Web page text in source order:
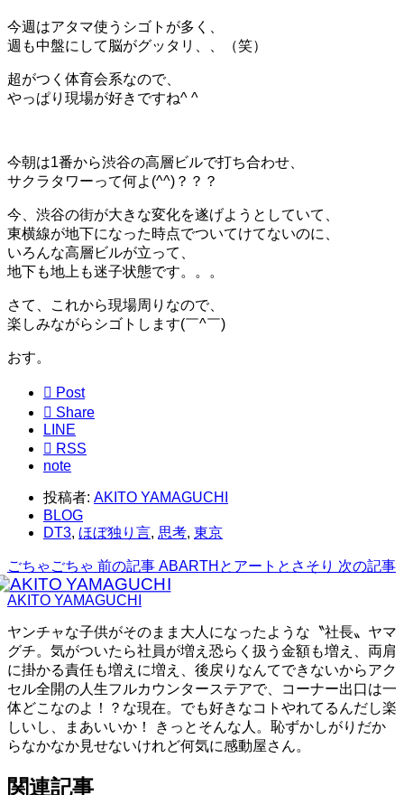
今週はアタマ使うシゴトが多く、
週も中盤にして脳がグッタリ、、（笑）
超がつく体育会系なので、
やっぱり現場が好きですね^ ^
今朝は1番から渋谷の高層ビルで打ち合わせ、
サクラタワーって何よ(^^)？？？
今、渋谷の街が大きな変化を遂げようとしていて、
東横線が地下になった時点でついてけてないのに、
いろんな高層ビルが立って、
地下も地上も迷子状態です。。。
さて、これから現場周りなので、
楽しみながらシゴトします(￣^￣)ゞ
おす。
 Post
 Share
LINE
 RSS
note
投稿者: AKITO YAMAGUCHI
BLOG
DT3, ほぼ独り言, 思考, 東京
ごちゃごちゃ 前の記事 ABARTHとアートとさそり 次の記事
AKITO YAMAGUCHI
ヤンチャな子供がそのまま大人になったような〝社長〟ヤマ
グチ。気がついたら社員が増え恐らく扱う金額も増え、両肩
に掛かる責任も増えに増え、後戻りなんてできないからアク
セル全開の人生フルカウンターステアで、コーナー出口は一
体どこなのよ！？な現在。でも好きなコトやれてるんだし楽
しいし、まあいいか！ きっとそんな人。恥ずかしがりだか
らなかなか見せないけれど何気に感動屋さん。
関連記事